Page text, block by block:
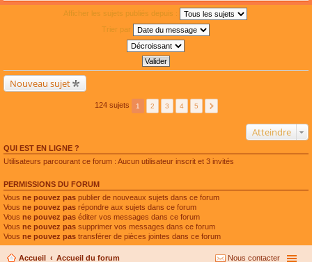
Afficher les sujets publiés depuis :
Trier par
Nouveau sujet
124 sujets 1 2 3 4 5
Atteindre
QUI EST EN LIGNE ?
Utilisateurs parcourant ce forum : Aucun utilisateur inscrit et 3 invités
PERMISSIONS DU FORUM
Vous ne pouvez pas publier de nouveaux sujets dans ce forum
Vous ne pouvez pas répondre aux sujets dans ce forum
Vous ne pouvez pas éditer vos messages dans ce forum
Vous ne pouvez pas supprimer vos messages dans ce forum
Vous ne pouvez pas transférer de pièces jointes dans ce forum
Accueil Accueil du forum Nous contacter